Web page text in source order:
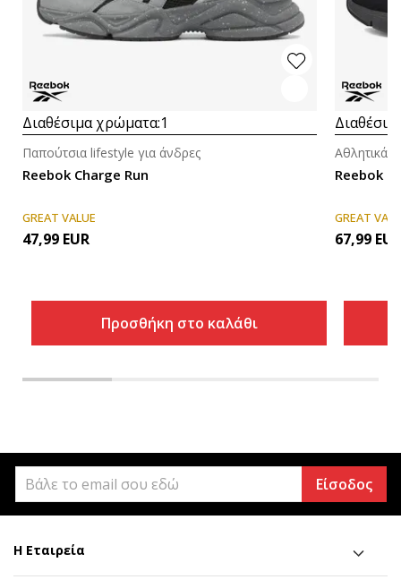
Διαθέσιμα χρώματα:1
Reebok Charge Run
Παπούτσια lifestyle για άνδρες
GREAT VALUE
47,99 EUR
Προσθήκη στο καλάθι
Reebok
Αθλητικά
GREAT
67,99 EUR
Είσοδος
Η Εταιρεία